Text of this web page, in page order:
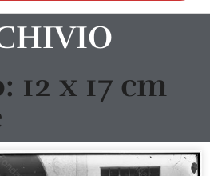
12 x 17 cm